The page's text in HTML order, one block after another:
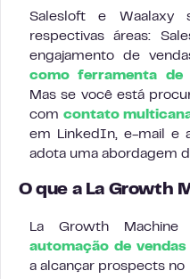
Salesloft e
respectivas áreas:
engajamento de
como ferramenta de
Mas se você está
com contato
em LinkedIn, e-mail e
adota uma abordagem
O que a La Growth
La Growth
automação de vendas
a alcançar prospects